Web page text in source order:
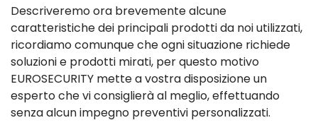
Descriveremo ora brevemente alcune
caratteristiche dei principali prodotti da noi utilizzati,
ricordiamo comunque che ogni situazione richiede
soluzioni e prodotti mirati, per questo motivo
EUROSECURITY mette a vostra disposizione un
esperto che vi consiglierà al meglio, effettuando
senza alcun impegno preventivi personalizzati.